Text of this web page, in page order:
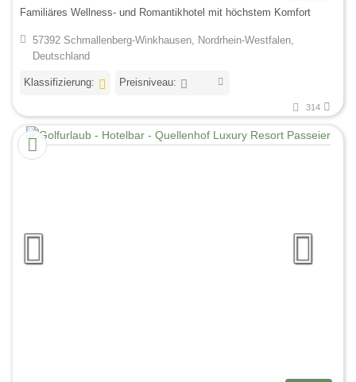
Familiäres Wellness- und Romantikhotel mit höchstem Komfort
57392 Schmallenberg-Winkhausen, Nordrhein-Westfalen,
Deutschland
Klassifizierung: Preisniveau:
314